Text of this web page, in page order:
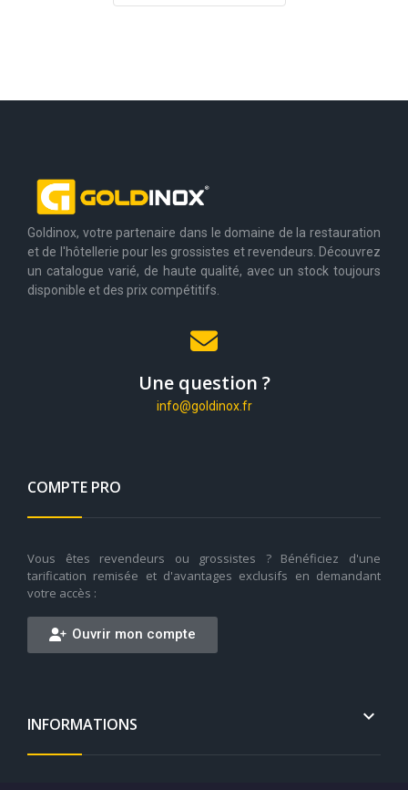
Goldinox, votre partenaire dans le domaine de la restauration
et de l'hôtellerie pour les grossistes et revendeurs. Découvrez
un catalogue varié, de haute qualité, avec un stock toujours
disponible et des prix compétitifs.
Une question ?
info@goldinox.fr
COMPTE PRO
Vous êtes revendeurs ou grossistes ? Bénéficiez d'une
tarification remisée et d'avantages exclusifs en demandant
votre accès :
Ouvrir mon compte
INFORMATIONS 